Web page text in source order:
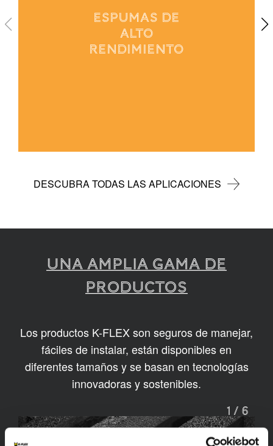
ESPUMAS DE
ALTO
RENDIMIENTO
DESCUBRA TODAS LAS APLICACIONES
UNA AMPLIA GAMA DE
PRODUCTOS
Los productos K-FLEX son seguros de manejar,
fáciles de instalar, están disponibles en
diferentes tamaños y se basan en tecnologías
innovadoras y sostenibles.
1 / 6